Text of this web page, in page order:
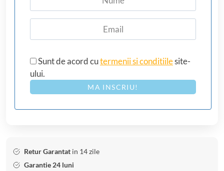
Sunt de acord cutermenii si conditiilesite-
ului.
MA INSCRIU!
Retur Garantat in 14 zile
Garantie 24 luni